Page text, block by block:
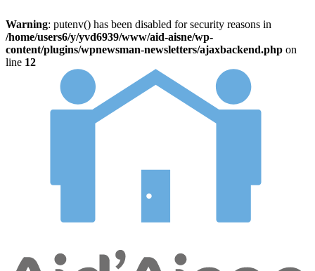
Warning: putenv() has been disabled for security reasons in
/home/users6/y/yvd6939/www/aid-aisne/wp-
content/plugins/wpnewsman-newsletters/ajaxbackend.php on
line 12